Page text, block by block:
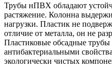
Трубы нПВХ обладают
растяжение. Колонна
нагрузки. Пластик не
отличие от металла, он не
Пластиковые обсадные трубы
антибактериальными
экологически чистых